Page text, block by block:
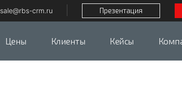
sale@rbs-crm.ru Презентация
Цены Клиенты Кейсы